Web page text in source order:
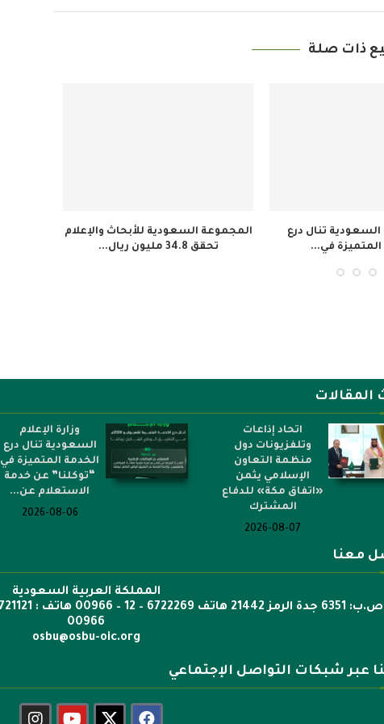
ذات صلة
معهد الجزيرة للإعلام ينظم 3 دورات
النشء...
إطلاق فيلم «تلفزيون المخرج»
لاستعادة ذاكرة المجتمع الإيفواري...
المقالات
اتحاد إذاعات
وتلفزيونات دول
منظمة التعاون
الإسلامي يثمن
«اتفاق مكة» للدفاع
المشترك
2026-08-07
وزارة الإعلام
السعودية تنال درع
الخدمة المتميزة في
“توكلنا” عن خدمة
الاستعلام عن...
2026-08-06
معنا
المملكة العربية السعودية
00966
osbu@osbu-oic.org
عبر شبكات التواصل الإجتماعي